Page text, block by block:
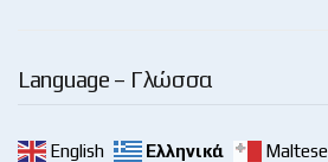
Language – Γλώσσα
English Ελληνικά Maltese